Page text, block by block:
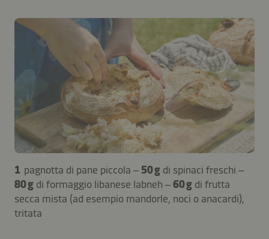
1 pagnotta di pane piccola – 50 g di spinaci freschi –
80 g di formaggio libanese labneh –60 g di frutta
secca mista (ad esempio mandorle, noci o anacardi),
tritata